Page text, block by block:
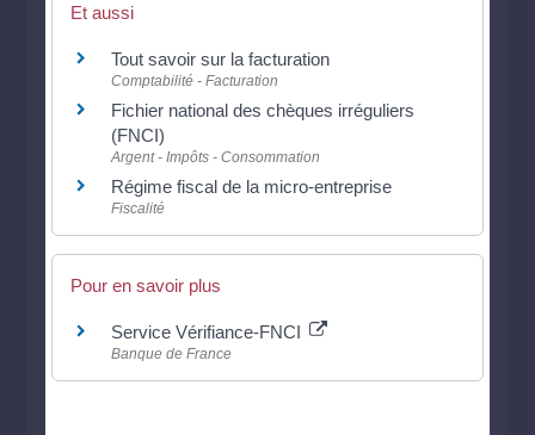
Et aussi
Tout savoir sur la facturation
Comptabilité - Facturation
Fichier national des chèques irréguliers
(FNCI)
Argent - Impôts - Consommation
Régime fiscal de la micro-entreprise
Fiscalité
Pour en savoir plus
Service Vérifiance-FNCI
Banque de France